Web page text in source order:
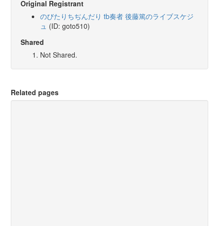
Original Registrant
のびたりちぢんだり tb奏者 後藤篤のライブスケジ
ュ (ID: goto510)
Shared
Not Shared.
Related pages